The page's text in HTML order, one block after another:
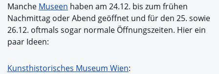
Manche Museen haben am 24.12. bis zum frühen
Nachmittag oder Abend geöffnet und für den 25. sowie
26.12. oftmals sogar normale Öffnungszeiten. Hier ein
paar Ideen:
Kunsthistorisches Museum Wien: